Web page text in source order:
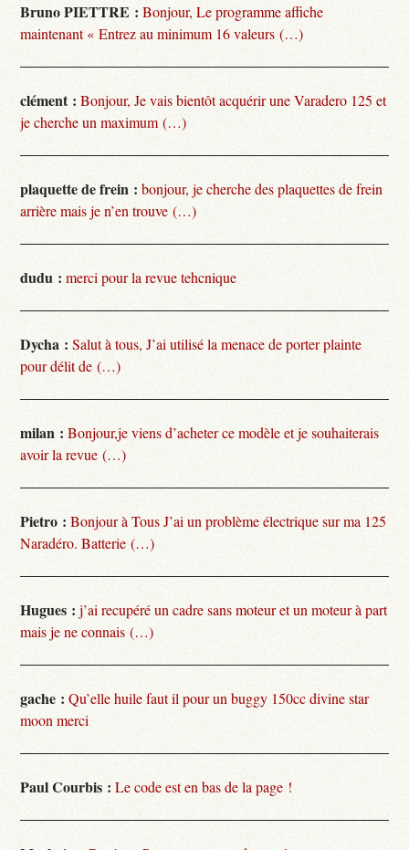
Bruno PIETTRE : Bonjour, Le programme affiche
maintenant « Entrez au minimum 16 valeurs (…)
clément : Bonjour, Je vais bientôt acquérir une Varadero 125 et
je cherche un maximum (…)
plaquette de frein : bonjour, je cherche des plaquettes de frein
arrière mais je n’en trouve (…)
dudu : merci pour la revue tehcnique
Dycha : Salut à tous, J’ai utilisé la menace de porter plainte
pour délit de (…)
milan : Bonjour,je viens d’acheter ce modèle et je souhaiterais
avoir la revue (…)
Pietro : Bonjour à Tous J’ai un problème électrique sur ma 125
Naradéro. Batterie (…)
Hugues : j’ai recupéré un cadre sans moteur et un moteur à part
mais je ne connais (…)
gache : Qu’elle huile faut il pour un buggy 150cc divine star
moon merci
Paul Courbis : Le code est en bas de la page !